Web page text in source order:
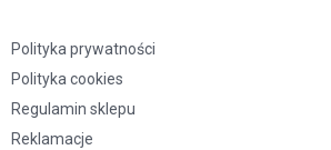
Polityka prywatności
Polityka cookies
Regulamin sklepu
Reklamacje